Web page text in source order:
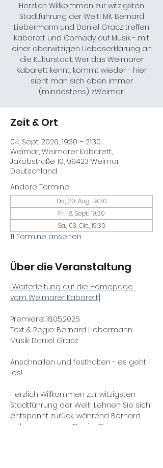
Herzlich Willkommen zur witzigsten
Stadtführung der Welt! Mit Bernard
Liebermann und Daniel Gracz treffen
Kabarett und Comedy auf Musik - mit
einer aberwitzigen Liebeserklärung an
die Kulturstadt. Wer das Weimarer
Kabarett kennt, kommt wieder - hier
sieht man sich eben immer
(mindestens) zWeimar!
Zeit & Ort
04. Sept. 2026, 19:30 – 21:30
Weimar, Weimarer Kabarett,
Jakobstraße 10, 99423 Weimar,
Deutschland
Andere Termine
Do., 20. Aug., 19:30
Fr., 18. Sept., 19:30
Sa., 03. Okt., 19:30
11 Termine ansehen
Über die Veranstaltung
[Weiterleitung auf die Homepage
vom Weimarer Kabarett]
Premiere: 18.05.2025
Text & Regie: Bernard Liebermann
Musik: Daniel Gracz
Anschnallen und festhalten - es geht
los!
Herzlich Willkommen zur witzigsten
Stadtführung der Welt! Lehnen Sie sich
entspannt zurück, während Bernard
Liebermann und Daniel Gracz ganz